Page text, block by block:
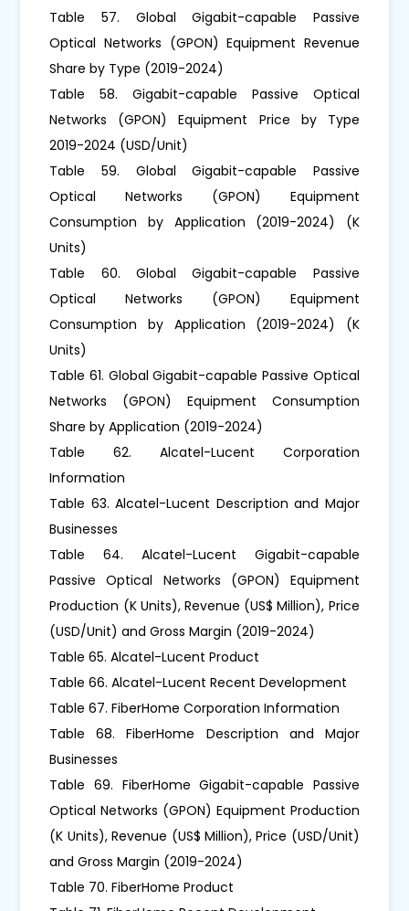
Table 57. Global Gigabit-capable Passive
Optical Networks (GPON) Equipment Revenue
Share by Type (2019-2024)
Table 58. Gigabit-capable Passive Optical
Networks (GPON) Equipment Price by Type
2019-2024 (USD/Unit)
Table 59. Global Gigabit-capable Passive
Optical Networks (GPON) Equipment
Consumption by Application (2019-2024) (K
Units)
Table 60. Global Gigabit-capable Passive
Optical Networks (GPON) Equipment
Consumption by Application (2019-2024) (K
Units)
Table 61. Global Gigabit-capable Passive Optical
Networks (GPON) Equipment Consumption
Share by Application (2019-2024)
Table 62. Alcatel-Lucent Corporation
Information
Table 63. Alcatel-Lucent Description and Major
Businesses
Table 64. Alcatel-Lucent Gigabit-capable
Passive Optical Networks (GPON) Equipment
Production (K Units), Revenue (US$ Million), Price
(USD/Unit) and Gross Margin (2019-2024)
Table 65. Alcatel-Lucent Product
Table 66. Alcatel-Lucent Recent Development
Table 67. FiberHome Corporation Information
Table 68. FiberHome Description and Major
Businesses
Table 69. FiberHome Gigabit-capable Passive
Optical Networks (GPON) Equipment Production
(K Units), Revenue (US$ Million), Price (USD/Unit)
and Gross Margin (2019-2024)
Table 70. FiberHome Product